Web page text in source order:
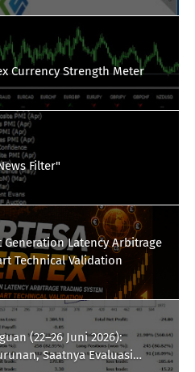
Currency Strength Meter
Filter"
Generation Latency Arbitrage
Technical Validation
(22–26 Juni 2026):
Saatnya Evaluasi